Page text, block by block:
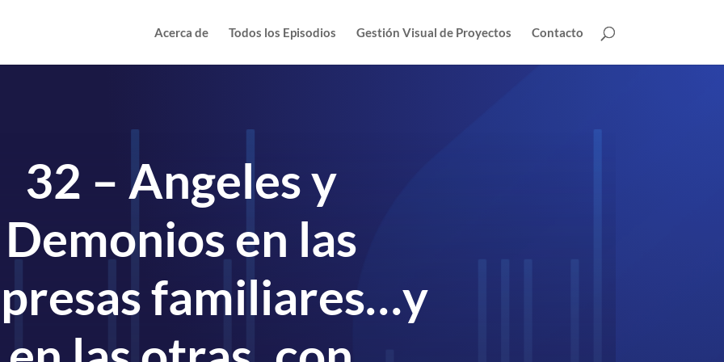
Acerca de Todos los Episodios Gestión Visual de Proyectos Contacto
32 – Angeles y
Demonios en las
familiares…y